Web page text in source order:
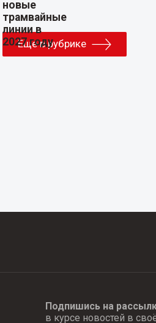
Еще в рубрике
Подпишись на
в курсе новостей в